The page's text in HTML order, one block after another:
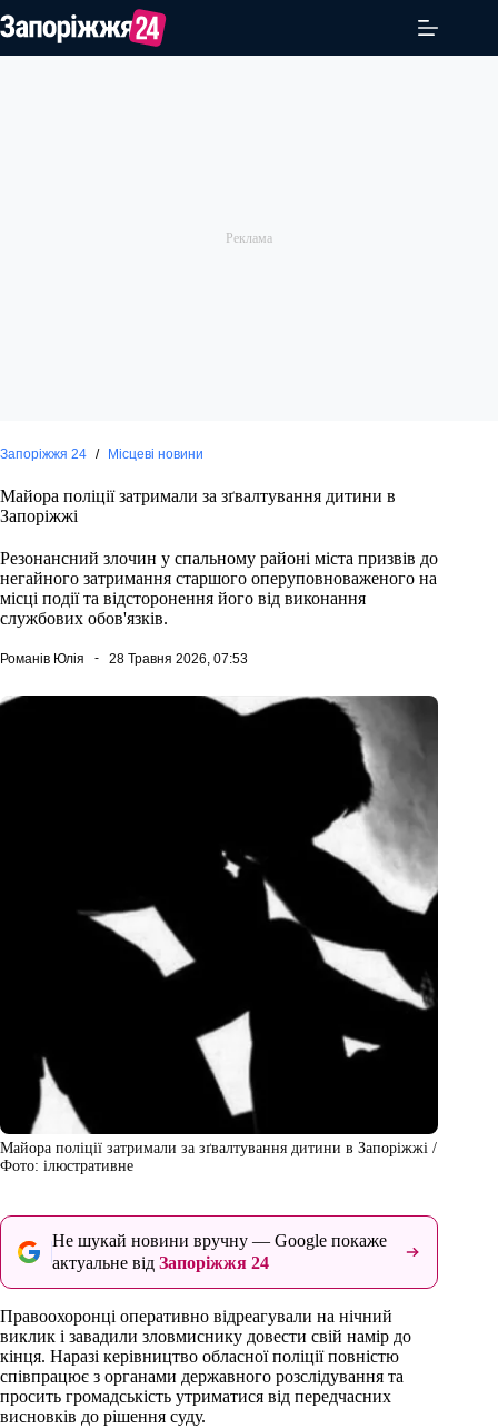
до
Запоріжжя 24 / Місцеві новини
Майора поліції затримали за зґвалтування дитини в
Запоріжжі
Резонансний злочин у спальному районі міста призвів до
негайного затримання старшого оперуповноваженого на
місці події та відсторонення його від виконання
службових обов'язків.
Романів Юлія 28 Травня 2026, 07:53
Майора поліції затримали за зґвалтування дитини в Запоріжжі /
Фото: ілюстративне
Не шукай новини вручну — Google покаже
актуальне від Запоріжжя 24
Правоохоронці оперативно відреагували на нічний
виклик і завадили зловмиснику довести свій намір до
кінця. Наразі керівництво обласної поліції повністю
співпрацює з органами державного розслідування та
просить громадськість утриматися від передчасних
висновків до рішення суду.